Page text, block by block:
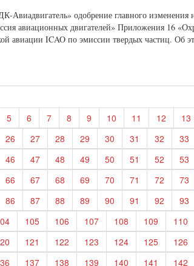
Авиадвигатель» одобрение главного изменения
авиационных двигателей» Приложения 16
авиации ICAO по эмиссии твердых частиц. Об
5 6 7 8 9 10 11 12 13
26 27 28 29 30 31 32 33
46 47 48 49 50 51 52 53
66 67 68 69 70 71 72 73
86 87 88 89 90 91 92 93
105 106 107 108 109 110
121 122 123 124 125 126
137 138 139 140 141 142